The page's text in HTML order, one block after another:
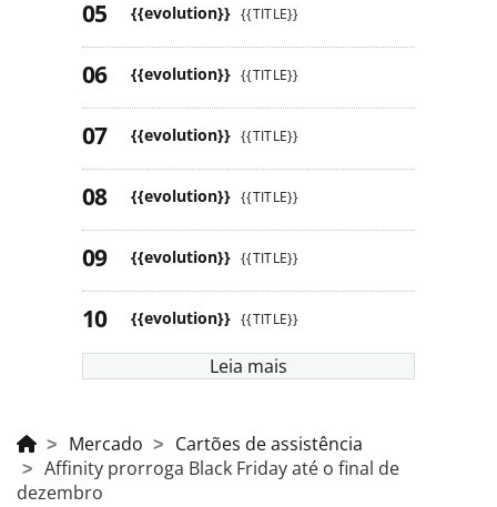
{{evolution}} {{TITLE}}
{{evolution}} {{TITLE}}
{{evolution}} {{TITLE}}
{{evolution}} {{TITLE}}
{{evolution}} {{TITLE}}
{{evolution}} {{TITLE}}
Leia mais
Mercado
Cartões de assistência
Affinity prorroga Black Friday até o final de
dezembro